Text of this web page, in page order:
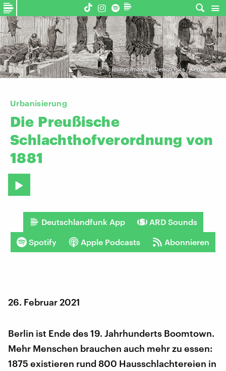
©imago images / Design Pics / Ken Welsh
Urbanisierung
Die Preußische
Schlachthofverordnung von
1881
Deutschlandfunk App ARD Sounds
Spotify Apple Podcasts Abonnieren
26. Februar 2021
Berlin ist Ende des 19. Jahrhunderts Boomtown.
Mehr Menschen brauchen auch mehr zu essen:
1875 existieren rund 800 Hausschlachtereien in